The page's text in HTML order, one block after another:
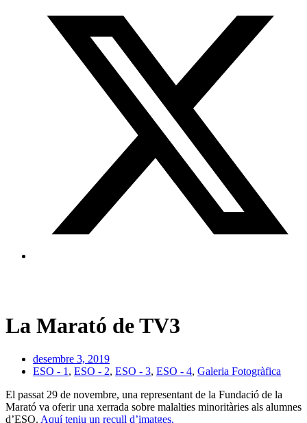
La Marató de TV3
desembre 3, 2019
ESO - 1 , ESO - 2, ESO - 3, ESO - 4, Galeria Fotogràfica
El passat 29 de novembre, una representant de la Fundació de la
Marató va oferir una xerrada sobre malalties minoritàries als alumnes
d’ESO. Aquí teniu un recull d’imatges.